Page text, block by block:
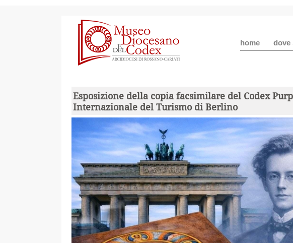
home dove
Esposizione della copia facsimilare del Codex
Internazionale del Turismo di Berlino